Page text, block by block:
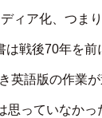
ィア化、つま
戦後70年を前
英語版の作業
っていなかっ